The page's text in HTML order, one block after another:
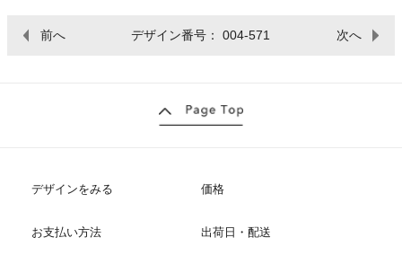
前へ デザイン番号： 004-571 次へ
デザインをみる 価格
お支払い方法 出荷日・配送